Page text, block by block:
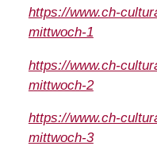
https://www.ch-
mittwoch-1
https://www.ch-
mittwoch-2
https://www.ch-
mittwoch-3